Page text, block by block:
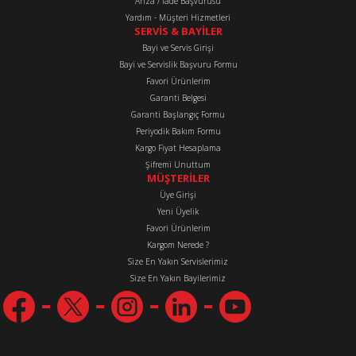
Gönder
Yardım - Müşteri Hizmetleri
SERVİS & BAYİLER
Bayi ve Servis Girişi
Bayi ve Servislik Başvuru Formu
Favori Ürünlerim
Garanti Belgesi
Garanti Başlangıç Formu
Periyodik Bakım Formu
Kargo Fiyat Hesaplama
Şifremi Unuttum
MÜŞTERİLER
Üye Girişi
Yeni Üyelik
Favori Ürünlerim
Kargom Nerede ?
Size En Yakın Servislerimiz
Size En Yakın Bayilerimiz